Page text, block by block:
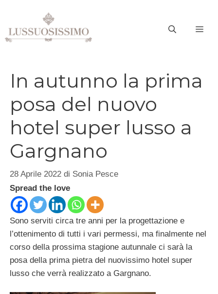
contenuto
In autunno la prima
posa del nuovo
hotel super lusso a
Gargnano
28 Aprile 2022 di Sonia Pesce
Spread the love
Sono serviti circa tre anni per la progettazione e
l’ottenimento di tutti i vari permessi, ma finalmente nel
corso della prossima stagione autunnale ci sarà la
posa della prima pietra del nuovissimo hotel super
lusso che verrà realizzato a Gargnano.